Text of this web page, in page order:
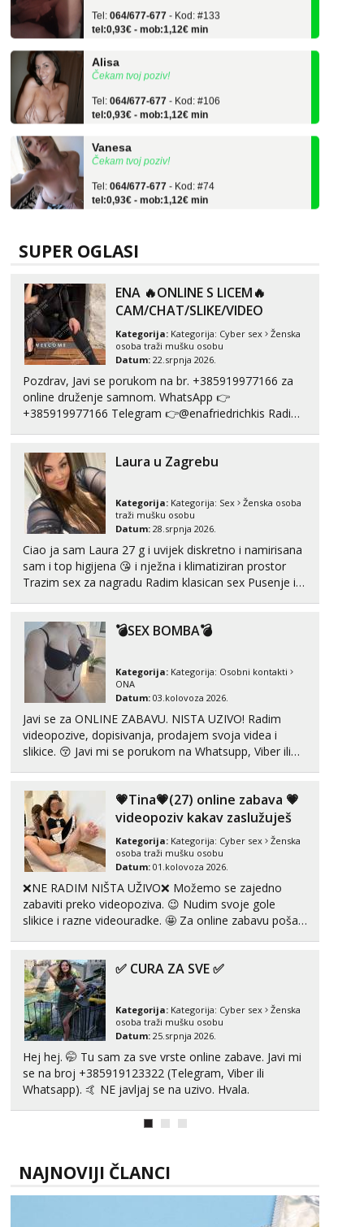
tel:0,93€ - mob:1,12€ min
Čekam tvoj poziv!
tel:0,93€ - mob:1,12€ min
Čekam tvoj poziv!
tel:0,93€ - mob:1,12€ min
Tel:064/677-677
Lili
Čekam tvoj poziv!
Tel: 064/677-677
- Kod: #128
tel:0,93€ - mob:1,12€ min
Ivančica
Čekam tvoj poziv!
Anita
Čekam tvoj poziv!
Tel: 064/677-677 - Kod: #87
tel:0,93€ - mob:1,12€ min
Anđela
Čekam tvoj poziv!
Mira
Čekam tvoj poziv!
064/677-677
tel:0,93€ - mob:1,12€ min
Liliana
Razgovaram :)
Obavijesti me kada se oslobodi
Kristina
Razgovaram :)
Učiteljica iz predgrađa traži...
Tel: 064/677-677- Kod: #160
tel:0,93€ - mob:1,12€ min
Obavijesti me kada se oslobodi
Čekam tvoj poziv!
Tel:
tel:0,93€ - mob:1,12€ min
Alisa
Tel:064/677-677 - Kod: #106
tel:0,93€ - mob:1,12€ min
064/677-677
tel:0,93€ - mob:1,12€ min
SUPER OGLASI
ENA 🔥ONLINE S LICEM🔥
CAM/CHAT/SLIKE/VIDEO
Kategorija: Kategorija: Cyber sex
Ženska
osoba traži mušku osobu
Datum: 22.srpnja 2026.
Pozdrav, Javi se porukom na br. +385919977166 za
online druženje samnom. WhatsApp 👉
+385919977166 Telegram 👉@enafriedrichkis Radim
štikle, samostojeće itd. Nudim svakakva videa seksa,
puš...
Laura u Zagrebu
Kategorija: Kategorija: Sex
Ženska osoba
traži mušku osobu
Datum: 28.srpnja 2026.
Ciao ja sam Laura 27 g i uvijek diskretno i namirisana
sam i top higijena 😘 i nježna i klimatiziran prostor
Trazim sex za nagradu Radim klasican sex Pusenje i
neljubim se Wha...💣SEX BOMBA💣
Kategorija: Kategorija: Osobni kontakti
ONA
Datum: 03.kolovoza 2026.
Javi se za ONLINE ZABAVU. NISTA UZIVO! Radim
videopozive, dopisivanja, prodajem svoja videa i
slikice. 😚 Javi mi se porukom na Whatsupp, Viber ili
💗Tina💗(27) online zabava 💗
videopoziv kakav zaslužuješ
Kategorija: Kategorija: Cyber sex
Ženska
osoba traži mušku osobu
Datum: 01.kolovoza 2026.
❌NE RADIM NIŠTA UŽIVO❌ Možemo se zajedno
zabaviti preko videopoziva. 😉 Nudim svoje gole
slikice i razne videouradke. 🤩 Za online zabavu pošalji
vidjeti na videopozivu. 😉 S vama sam vec 5 ...
✅ CURA ZA SVE ✅
Kategorija: Kategorija: Cyber sex
Ženska
osoba traži mušku osobu
Datum: 25.srpnja 2026.
Hej hej. 🤭 Tu sam za sve vrste online zabave. Javi mi
se na broj +385919123322 (Telegram, Viber ili
Whatsapp). 🤙 NE javljaj se na uzivo. Hvala.
NAJNOVIJI ČLANCI